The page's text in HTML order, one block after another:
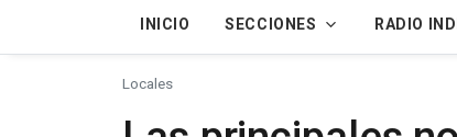
INICIO SECCIONES RADIO
Locales